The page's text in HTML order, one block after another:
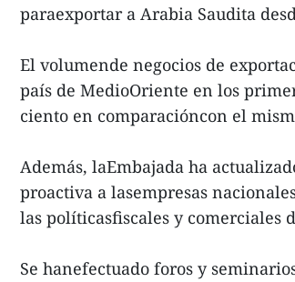
paraexportar a Arabia Saudita
El volumende negocios de
país de MedioOriente en los
ciento en comparacióncon el
Además, laEmbajada ha
proactiva a lasempresas
las políticasfiscales y comerciales
Se hanefectuado foros y